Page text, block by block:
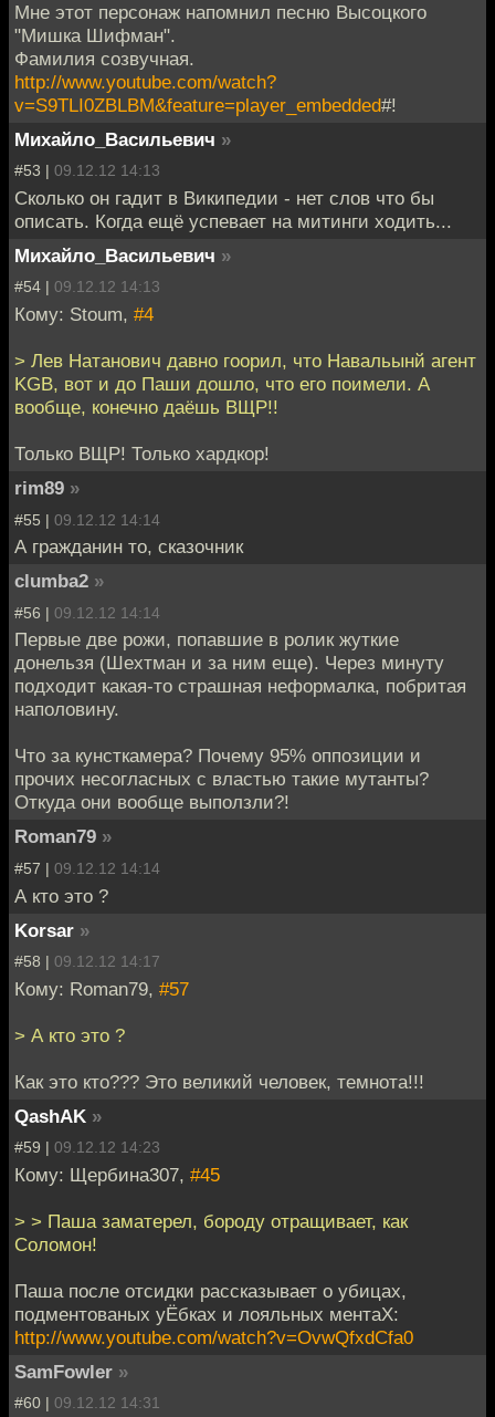
Мне этот персонаж напомнил песню Высоцкого
"Мишка Шифман".
Фамилия созвучная.
http://www.youtube.com/watch?
v=S9TLI0ZBLBM&feature=player_embedded#!
Михайло_Васильевич »
#53 | 09.12.12 14:13
Сколько он гадит в Википедии - нет слов что бы
описать. Когда ещё успевает на митинги ходить...
Михайло_Васильевич »
#54 | 09.12.12 14:13
Кому: Stoum, #4
> Лев Натанович давно гоорил, что Навальынй агент
KGB, вот и до Паши дошло, что его поимели. А
вообще, конечно даёшь ВЩР!!
Только ВЩР! Только хардкор!
rim89 »
#55 | 09.12.12 14:14
А гражданин то, сказочник
clumba2 »
#56 | 09.12.12 14:14
Первые две рожи, попавшие в ролик жуткие
донельзя (Шехтман и за ним еще). Через минуту
подходит какая-то страшная неформалка, побритая
наполовину.
Что за кунсткамера? Почему 95% оппозиции и
прочих несогласных с властью такие мутанты?
Откуда они вообще выползли?!
Roman79 »
#57 | 09.12.12 14:14
А кто это ?
Korsar »
#58 | 09.12.12 14:17
Кому: Roman79, #57
> А кто это ?
Как это кто??? Это великий человек, темнота!!!
QashAK »
#59 | 09.12.12 14:23
Кому: Щербина307, #45
> > Паша заматерел, бороду отращивает, как
Соломон!
Паша после отсидки рассказывает о убицах,
подментованых уЁбках и лояльных ментаХ:
http://www.youtube.com/watch?v=OvwQfxdCfa0
SamFowler »
#60 | 09.12.12 14:31